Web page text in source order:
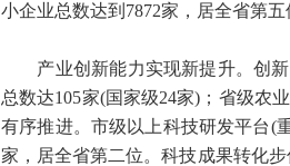
小企业总数达到7872家，居全省第五
产业创新能力实现新提升。创新
总数达105家(国家级24家)；省级农
有序推进。市级以上科技研发平台(
家，居全省第二位。科技成果转化